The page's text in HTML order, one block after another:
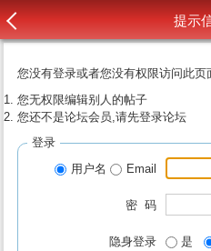
提示
您没有登录或者您没有权限访问此
您无权限编辑别人的帖子
您还不是论坛会员,请先登录论坛
登录
用户名
Email
密 码
隐身登录 是